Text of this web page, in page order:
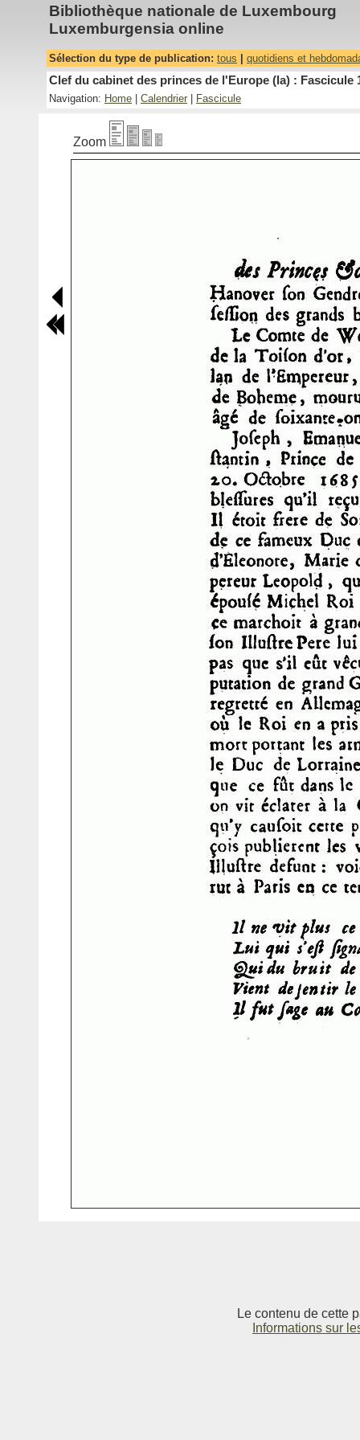
Bibliothèque nationale de Luxembourg
Luxemburgensia online
Sélection du type de publication: tous quotidiens et
Clef du cabinet des princes de l'Europe (la) : Fascicule
Navigation: Home Calendrier Fascicule
Zoom
Le contenu de cette
Informations sur